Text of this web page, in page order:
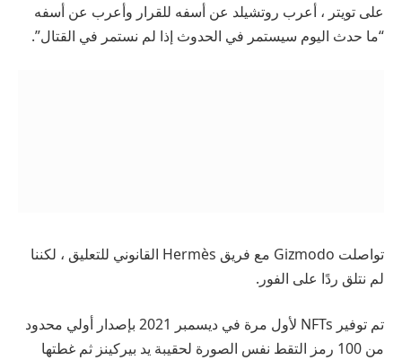
على تويتر ، أعرب روتشيلد عن أسفه للقرار وأعرب عن أسفه
“ما حدث اليوم سيستمر في الحدوث إذا لم نستمر في القتال”.
تواصلت Gizmodo مع فريق Hermès القانوني للتعليق ، لكننا
لم نتلق ردًا على الفور.
تم توفير NFTs لأول مرة في ديسمبر 2021 بإصدار أولي محدود
من 100 رمز التقط نفس الصورة لحقيبة يد بيركينز ثم غطتها